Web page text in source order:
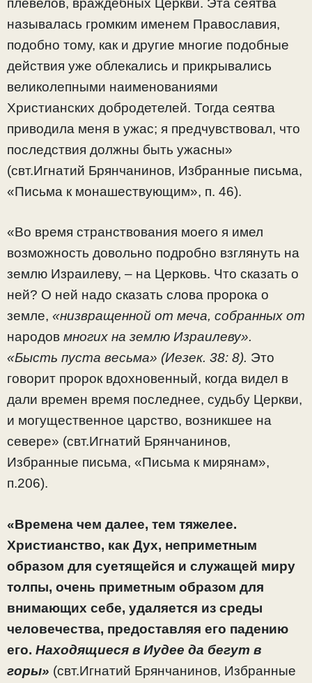
называлась громким именем Православия,
подобно тому, как и другие многие подобные
действия уже облекались и прикрывались
великолепными наименованиями
Христианских добродетелей. Тогда сеятва
приводила меня в ужас; я предчувствовал, что
последствия должны быть ужасны»
(свт.Игнатий Брянчанинов, Избранные письма,
«Письма к монашествующим», п. 46).
«Во время странствования моего я имел
возможность довольно подробно взглянуть на
землю Израилеву, – на Церковь. Что сказать о
ней? О ней надо сказать слова пророка о
земле, «низвращенной от меча, собранных от
народов многих на землю Израилеву».
«Бысть пуста весьма» (Иезек. 38: 8). Это
говорит пророк вдохновенный, когда видел в
дали времен время последнее, судьбу Церкви,
и могущественное царство, возникшее на
севере» (свт.Игнатий Брянчанинов,
Избранные письма, «Письма к мирянам»,
п.206).
«Времена чем далее, тем тяжелее.
Христианство, как Дух, неприметным
образом для суетящейся и служащей миру
толпы, очень приметным образом для
внимающих себе, удаляется из среды
человечества, предоставляя его падению
его. Находящиеся в Иудее да бегут в
горы» (свт.Игнатий Брянчанинов, Избранные